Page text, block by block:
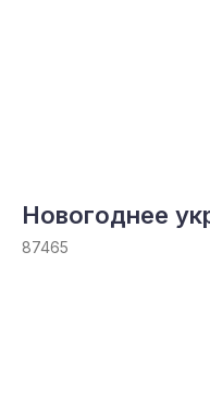
Новогоднее
87465